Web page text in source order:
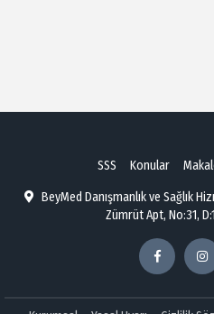
SSS Konular
BeyMed Danışmanlık ve Sağlık
Zümrüt Apt, No:31,